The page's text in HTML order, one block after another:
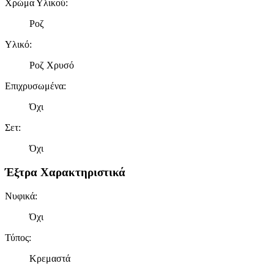
πληροφορίες σχετικά με την από μέρους σας χρήση της
τοποθεσίας μας στους συνεργάτες μέσων κοινωνικής
δικτύωσης, διαφημίσεων και ανάλυσης.
Χρώμα Υλικού:
Ροζ
Υλικό:
Ροζ Χρυσό
Επιχρυσωμένα:
Όχι
Σετ:
Όχι
Έξτρα Χαρακτηριστικά
Νυφικά:
Όχι
Τύπος:
Κρεμαστά